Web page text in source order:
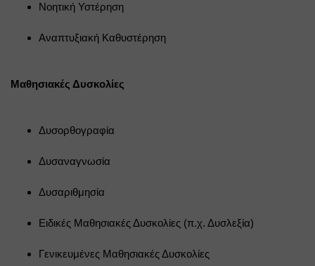
Νοητική Υστέρηση
Αναπτυξιακή Καθυστέρηση
Μαθησιακές Δυσκολίες
Δυσορθογραφία
Δυσαναγνωσία
Δυσαριθμησία
Ειδικές Μαθησιακές Δυσκολίες (π.χ. Δυσλεξία)
Γενικευμένες Μαθησιακές Δυσκολίες